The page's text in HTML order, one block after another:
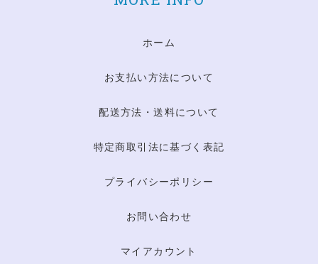
ホーム
お支払い方法について
配送方法・送料について
特定商取引法に基づく表記
プライバシーポリシー
お問い合わせ
マイアカウント